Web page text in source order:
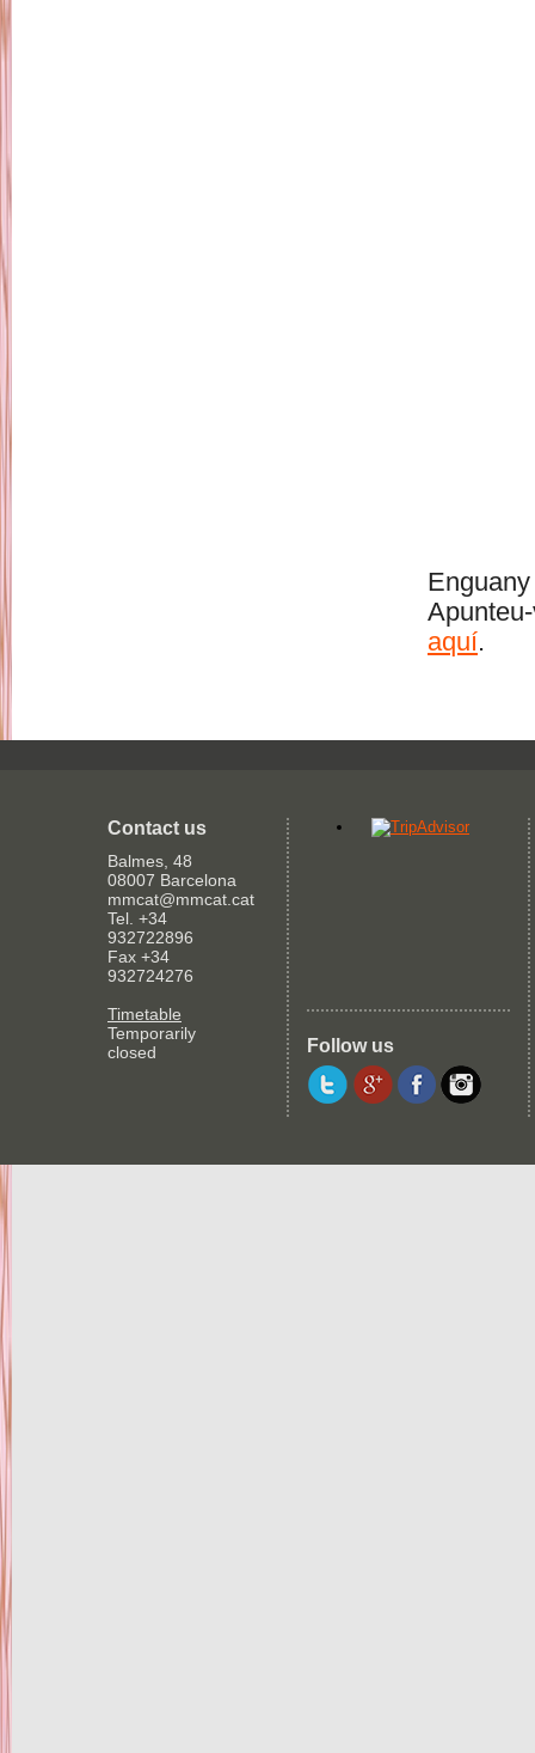
Enguany
aquí.
Contact us
Balmes, 48
08007 Barcelona
mmcat@mmcat.cat
Tel. +34
932722896
Fax +34
932724276
Timetable
Temporarily
closed
Follow us